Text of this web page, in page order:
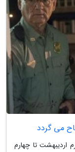
می گردد
اردیبهشت تا چهارم